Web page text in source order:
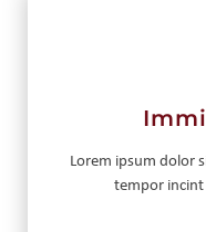
Lorem ipsum dolor
tempor incint